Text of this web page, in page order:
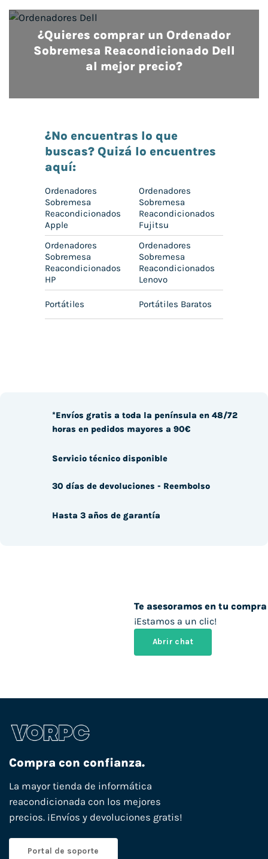
¿Quieres comprar un Ordenador
Sobremesa Reacondicionado Dell
al mejor precio?
¿No encuentras lo que
buscas? Quizá lo encuentres
aquí:
Ordenadores
Sobremesa
Reacondicionados
Apple
Ordenadores
Sobremesa
Reacondicionados
Fujitsu
Ordenadores
Sobremesa
Reacondicionados
HP
Ordenadores
Sobremesa
Reacondicionados
Lenovo
Portátiles Portátiles Baratos
Te asesoramos en tu compra
¡Estamos a un clic!
Abrir chat
*Envíos gratis a toda la península en 48/72
horas en pedidos mayores a 90€
Servicio técnico disponible
30 días de devoluciones - Reembolso
Hasta 3 años de garantía
Compra con confianza.
La mayor tienda de informática
reacondicionada con los mejores
precios. ¡Envíos y devoluciones gratis!
Portal de soporte